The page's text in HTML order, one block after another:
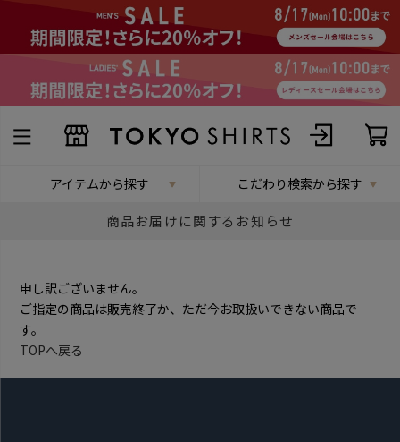
アイテムから探す こだわり検索から探す
商品お届けに関するお知らせ
申し訳ございません。
ご指定の商品は販売終了か、ただ今お取扱いできない商品で
す。
TOPへ戻る